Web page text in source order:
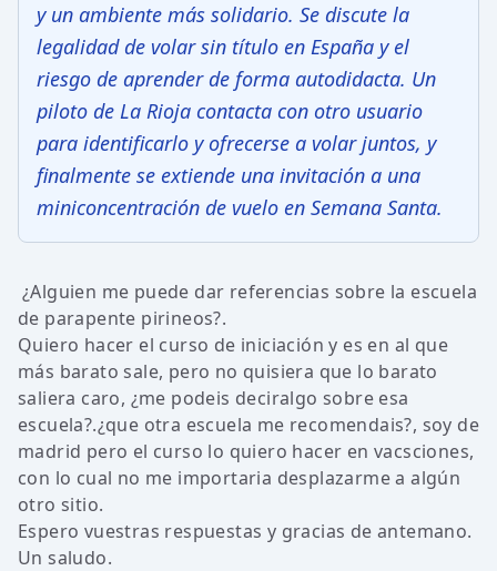
y un ambiente más solidario. Se discute la
legalidad de volar sin título en España y el
riesgo de aprender de forma autodidacta. Un
piloto de La Rioja contacta con otro usuario
para identificarlo y ofrecerse a volar juntos, y
finalmente se extiende una invitación a una
miniconcentración de vuelo en Semana Santa.
¿Alguien me puede dar referencias sobre la escuela
de parapente pirineos?.
Quiero hacer el curso de iniciación y es en al que
más barato sale, pero no quisiera que lo barato
saliera caro, ¿me podeis deciralgo sobre esa
escuela?.¿que otra escuela me recomendais?, soy de
madrid pero el curso lo quiero hacer en vacsciones,
con lo cual no me importaria desplazarme a algún
otro sitio.
Espero vuestras respuestas y gracias de antemano.
Un saludo.